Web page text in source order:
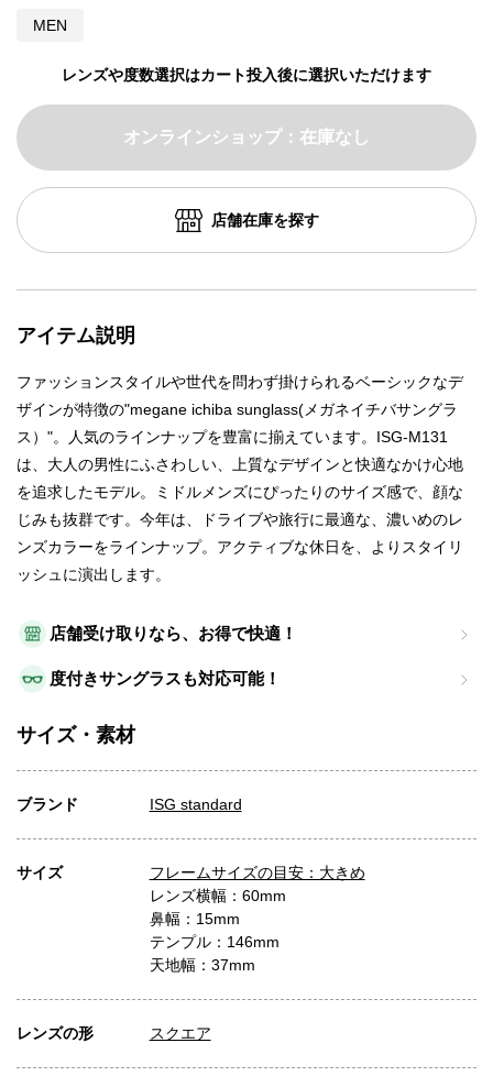
MEN
レンズや度数選択はカート投入後に選択いただけます
店舗受け取りなら、お得で快適！
度付きサングラスも対応可能！
オンラインショップ：在庫なし
店舗在庫を探す
アイテム説明
ファッションスタイルや世代を問わず掛けられるベーシックなデ
ザインが特徴の"megane ichiba sunglass(メガネイチバサングラ
ス）"。人気のラインナップを豊富に揃えています。ISG-M131
は、大人の男性にふさわしい、上質なデザインと快適なかけ心地
を追求したモデル。ミドルメンズにぴったりのサイズ感で、顔な
じみも抜群です。今年は、ドライブや旅行に最適な、濃いめのレ
ンズカラーをラインナップ。アクティブな休日を、よりスタイリ
ッシュに演出します。
サイズ・素材
ブランド ISG standard
サイズ
フレームサイズの目安：大きめ
レンズ横幅：60mm
鼻幅：15mm
テンプル：146mm
天地幅：37mm
レンズの形 スクエア